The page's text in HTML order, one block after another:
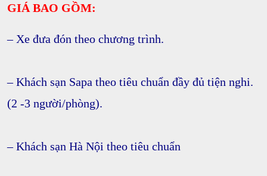
GIÁ BAO GỒM:
– Xe đưa đón theo chương trình.
– Khách sạn Sapa theo tiêu chuẩn đầy đủ tiện nghi.
(2 -3 người/phòng).
– Khách sạn Hà Nội theo tiêu chuẩn